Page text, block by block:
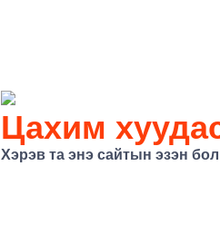
Цахим
Хэрэв та энэ сайтын эзэн бол